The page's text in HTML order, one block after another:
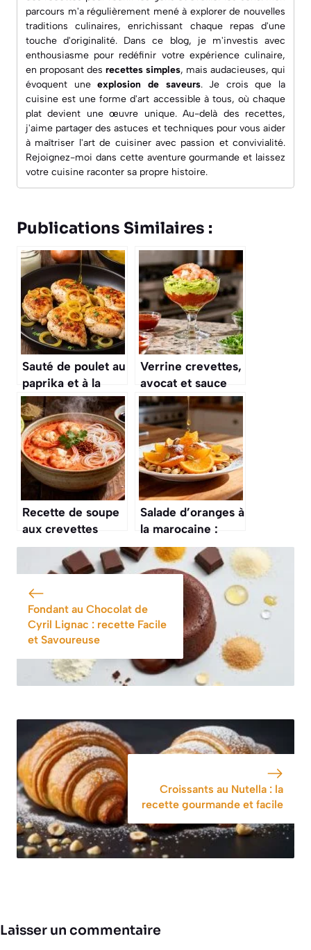
parcours m'a régulièrement mené à explorer de nouvelles
traditions culinaires, enrichissant chaque repas d'une
touche d'originalité. Dans ce blog, je m'investis avec
enthousiasme pour redéfinir votre expérience culinaire,
en proposant des recettes simples, mais audacieuses, qui
évoquent uneexplosion de saveurs. Je crois que la
cuisine est une forme d'art accessible à tous, où chaque
plat devient une œuvre unique. Au-delà des recettes,
j'aime partager des astuces et techniques pour vous aider
à maîtriser l'art de cuisiner avec passion et convivialité.
Rejoignez-moi dans cette aventure gourmande et laissez
votre cuisine raconter sa propre histoire.
Publications Similaires :
Sauté de poulet au
paprika et à la
crème fraîche :
recette
savoureuse
Verrine crevettes,
avocat et sauce
cocktail : recette
savoureuse et
facile
Recette de soupe
aux crevettes
savoureuse et
Salade d’oranges à
la marocaine :
recette fraîche et
parfumée
Fondant au Chocolat de
Cyril Lignac : recette Facile
et Savoureuse
Croissants au Nutella : la
recette gourmande et facile
Laisser un commentaire